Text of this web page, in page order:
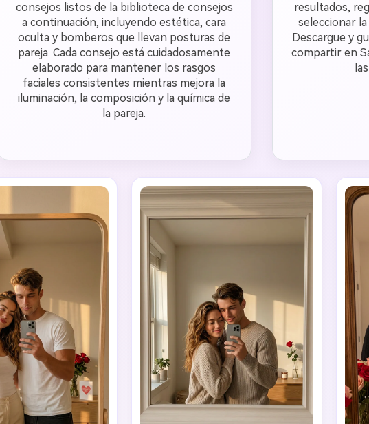
consejos listos de la biblioteca de consejos
a continuación, incluyendo estética, cara
oculta y bomberos que llevan posturas de
pareja. Cada consejo está cuidadosamente
elaborado para mantener los rasgos
faciales consistentes mientras mejora la
iluminación, la composición y la química de
la pareja.
resultados,
seleccionar
Descargue y
compartir en
Crea
ilimitadas.